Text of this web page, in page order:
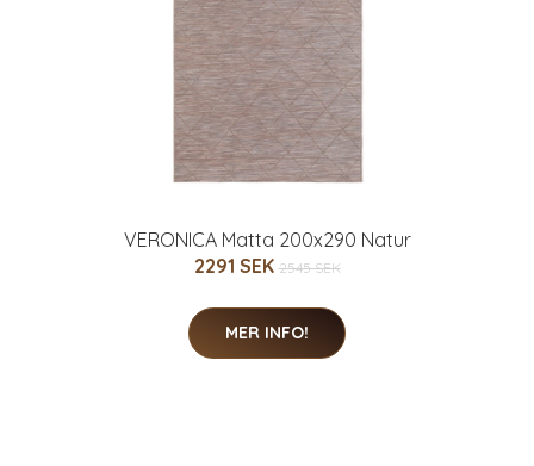
VERONICA Matta 200x290 Natur
2291 SEK 2545 SEK
MER INFO!